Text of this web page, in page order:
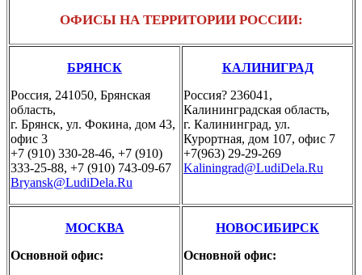
ОФИСЫ НА ТЕРРИТОРИИ РОССИИ:
БРЯНСК
Россия, 241050, Брянская
область,
г. Брянск, ул. Фокина, дом 43,
офис 3
+7 (910) 330-28-46, +7 (910)
333-25-88, +7 (910) 743-09-67
Bryansk@LudiDela.Ru
КАЛИНИГРАД
Россия? 236041,
Калининградская область,
г. Калининград, ул.
Курортная, дом 107, офис 7
+7(963) 29-29-269
Kaliningrad@LudiDela.Ru
МОСКВА
Основной офис:
НОВОСИБИРСК
Основной офис: